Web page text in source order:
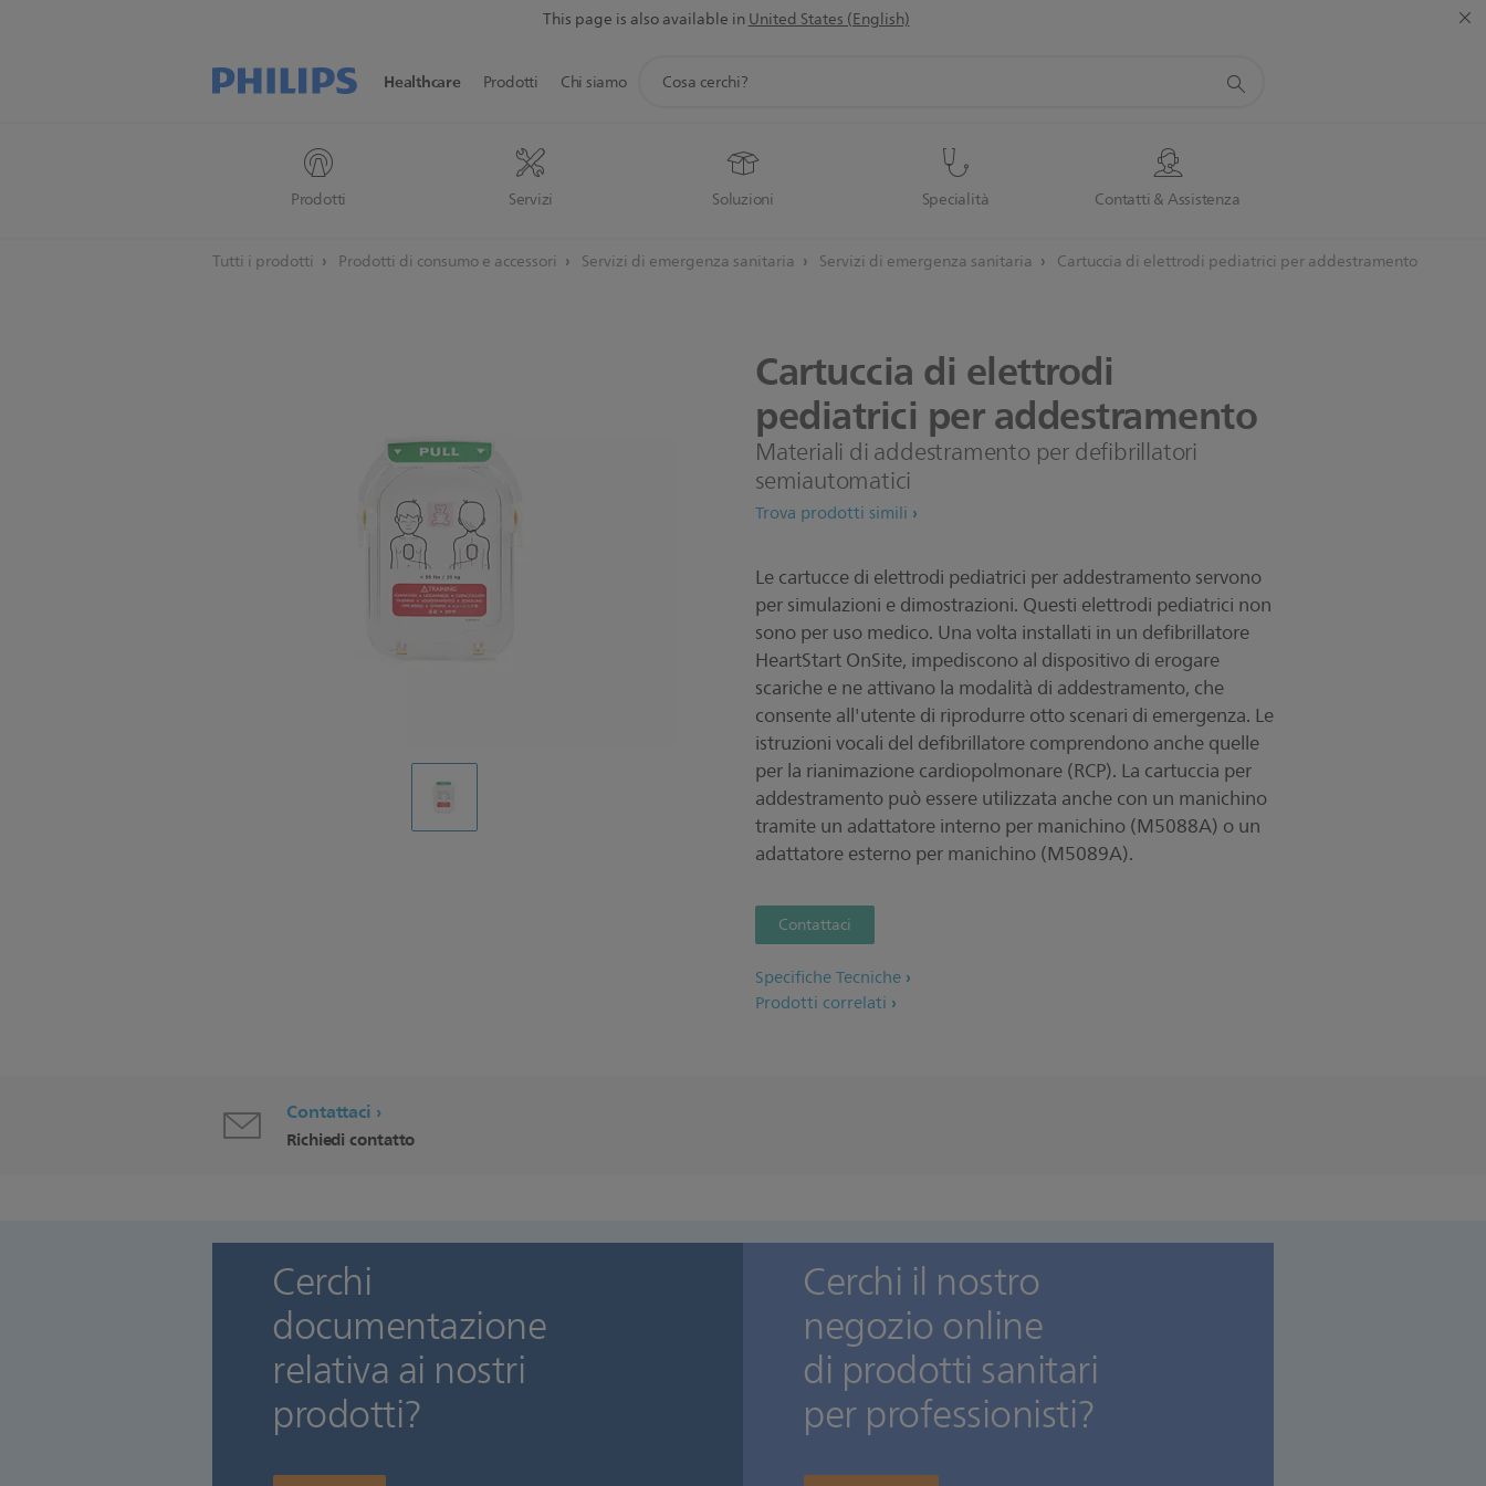
This page is also available inUnited States (English)
Healthcare
Prodotti Servizi Soluzioni Specialità Contatti & Assistenza
Prodotti Chi siamo
supporto
Tutti i prodotti Prodotti di consumo e accessori Servizi di emergenza sanitaria Servizi di emergenza sanitaria Cartuccia di elettrodi pediatrici per addestramento
Cartucciadi elettrodi
pediatrici peraddestramento
Materiali di addestramento per defibrillatori
semiautomatici
Trova prodotti simili
Le cartucce di elettrodi pediatrici per addestramento servono
per simulazioni e dimostrazioni. Questi elettrodi pediatrici non
sono per uso medico. Una volta installati in un defibrillatore
HeartStart OnSite, impediscono al dispositivo di erogare
scariche e ne attivano la modalità di addestramento, che
consente all'utente di riprodurre otto scenari di emergenza. Le
istruzioni vocali del defibrillatore comprendono anche quelle
per la rianimazione cardiopolmonare (RCP). La cartuccia per
addestramento può essere utilizzata anche con un manichino
tramite un adattatore interno per manichino (M5088A) o un
adattatore esterno per manichino (M5089A).
Contattaci
Specifiche Tecniche
Prodotti correlati
Contattaci
Richiedi contatto
Cerchi
documentazione
relativa ai nostri
prodotti?
Cerchi il nostro
negozio online
di prodotti sanitari
per professionisti?